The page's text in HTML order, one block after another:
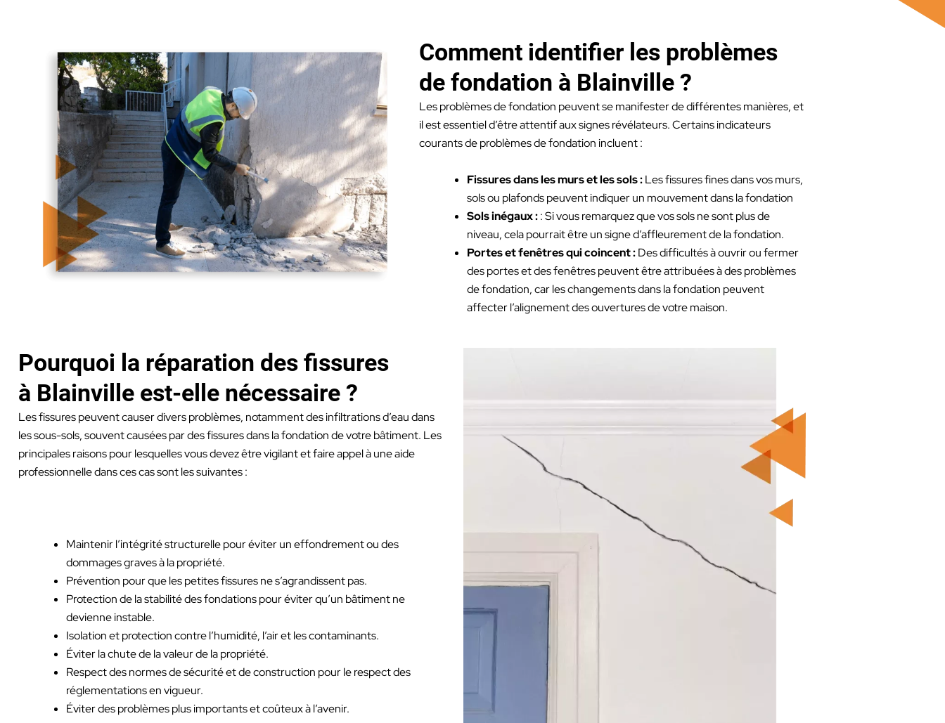
Comment identifier les problèmes
de fondation à Blainville ?
Les problèmes de fondation peuvent se manifester de différentes manières, et
il est essentiel d’être attentif aux signes révélateurs. Certains indicateurs
courants de problèmes de fondation incluent :
Fissures dans les murs et les sols :Les fissures fines dans vos murs,
sols ou plafonds peuvent indiquer un mouvement dans la fondation
Sols inégaux :: Si vous remarquez que vos sols ne sont plus de
niveau, cela pourrait être un signe d’affleurement de la fondation.
Portes et fenêtres qui coincent :Des difficultés à ouvrir ou fermer
des portes et des fenêtres peuvent être attribuées à des problèmes
de fondation, car les changements dans la fondation peuvent
affecter l’alignement des ouvertures de votre maison.
Pourquoi la réparation des fissures
à Blainville est-elle nécessaire ?
Les fissures peuvent causer divers problèmes, notamment des infiltrations d’eau dans
les sous-sols, souvent causées par des fissures dans la fondation de votre bâtiment. Les
principales raisons pour lesquelles vous devez être vigilant et faire appel à une aide
professionnelle dans ces cas sont les suivantes :
Maintenir l’intégrité structurelle pour éviter un effondrement ou des
dommages graves à la propriété.
Prévention pour que les petites fissures ne s’agrandissent pas.
Protection de la stabilité des fondations pour éviter qu’un bâtiment ne
devienne instable.
Isolation et protection contre l’humidité, l’air et les contaminants.
Éviter la chute de la valeur de la propriété.
Respect des normes de sécurité et de construction pour le respect des
réglementations en vigueur.
Éviter des problèmes plus importants et coûteux à l’avenir.